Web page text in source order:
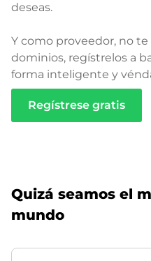
deseas.
Y como proveedor, no
dominios, regístrelos a
forma inteligente y
Regístrese gratis
Quizá seamos el
mundo